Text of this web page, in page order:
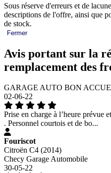
Sous réserve d'erreurs et de
descriptions de l'offre, ainsi que
de stock.
Fermer
Avis portant sur la
remplacement des
GARAGE AUTO BON
02-06-22
Prise en charge à l’heure prévue
. Personnel courtois et de bo...
Fouriscot
Citroën C4 (2014)
Checy Garage Automobile
30-05-22